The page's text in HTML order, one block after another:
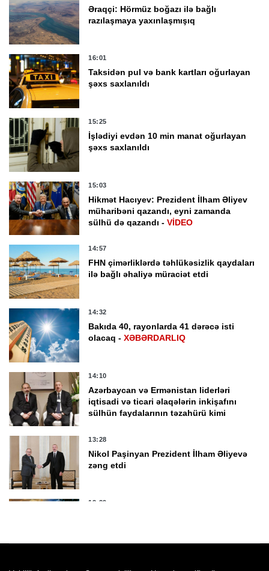
Əraqçi: Hörmüz boğazı ilə bağlı
razılaşmaya yaxınlaşmışıq
16:01
Taksidən pul və bank kartları oğurlayan
şəxs saxlanıldı
15:25
İşlədiyi evdən 10 min manat oğurlayan
şəxs saxlanıldı
15:03
Hikmət Hacıyev: Prezident İlham Əliyev
müharibəni qazandı, eyni zamanda
sülhü də qazandı -VİDEO
14:57
FHN çimərliklərdə təhlükəsizlik qaydaları
ilə bağlı əhaliyə müraciət etdi
14:32
Bakıda 40, rayonlarda 41 dərəcə isti
olacaq -XƏBƏRDARLIQ
14:10
Azərbaycan və Ermənistan liderləri
iqtisadi və ticari əlaqələrin inkişafını
sülhün faydalarının təzahürü kimi
13:28
Nikol Paşinyan Prezident İlham Əliyevə
zəng etdi
12:29